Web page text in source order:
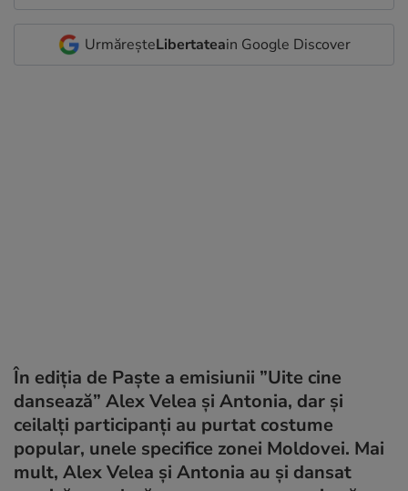
UrmăreșteLibertateain Google Discover
În ediția de Paște a emisiunii ”Uite cine
dansează” Alex Velea și Antonia, dar și
ceilalți participanți au purtat costume
popular, unele specifice zonei Moldovei. Mai
mult, Alex Velea și Antonia au și dansat